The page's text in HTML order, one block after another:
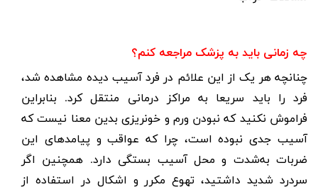
چه زمانی باید به پزشک مراجعه کنم؟
چنانچه هر یک از این علائم در فرد آسیب دیده مشاهده شد،
فرد را باید سریعا به مراکز درمانی منتقل کرد. بنابراین
فراموش نکنید که نبودن ورم و خونریزی بدین معنا نیست که
آسیب جدی نبوده است، چرا که عواقب و پیامدهای این
ضربات به‌شدت و محل آسیب بستگی دارد. همچنین اگر
سردرد شدید داشتید، تهوع مکرر و اشکال در استفاده از